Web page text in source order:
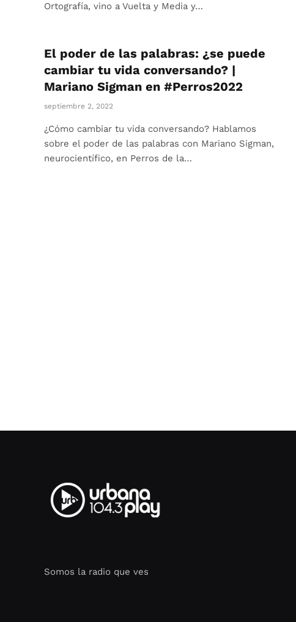
Ortografía, vino a Vuelta y Media y…
El poder de las palabras: ¿se puede
cambiar tu vida conversando? |
Mariano Sigman en #Perros2022
septiembre 2, 2022
¿Cómo cambiar tu vida conversando? Hablamos
sobre el poder de las palabras con Mariano Sigman,
neurocientífico, en Perros de la…
Somos la radio que ves